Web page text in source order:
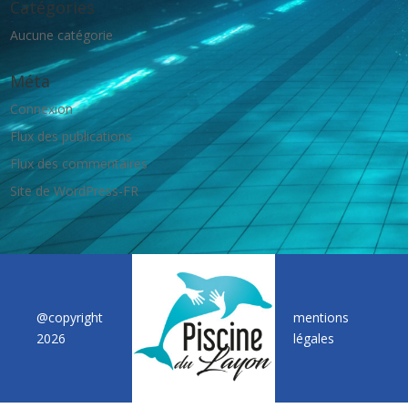
Catégories
Aucune catégorie
Méta
Connexion
Flux des publications
Flux des commentaires
Site de WordPress-FR
@copyright
2026
mentions
légales